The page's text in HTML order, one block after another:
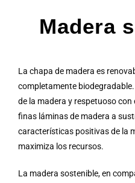
Madera
La chapa de madera es
completamente
de la madera y respetuoso
finas láminas de madera a
características positivas de la
maximiza los recursos.
La madera sostenible, en